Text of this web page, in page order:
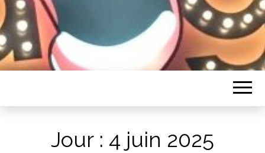
HUMORISTES
Jour : 4 juin 2025